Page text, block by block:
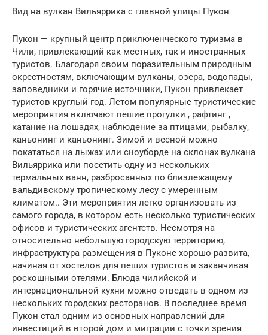
Вид на вулкан Вильяррика с главной улицы Пукон
Пукон — крупный центр приключенческого туризма в
Чили, привлекающий как местных, так и иностранных
туристов. Благодаря своим поразительным природным
окрестностям, включающим вулканы, озера, водопады,
заповедники и горячие источники, Пукон привлекает
туристов круглый год. Летом популярные туристические
мероприятия включают пешие прогулки , рафтинг,
катание на лошадях, наблюдение за птицами, рыбалку,
каньонинг и каньонинг. Зимой и весной можно
покататься на лыжах или сноуборде на склонах вулкана
Вильяррика или посетить одну из нескольких
термальных ванн, разбросанных по близлежащему
вальдивскому тропическому лесу с умеренным
климатом.. Эти мероприятия легко организовать из
самого города, в котором есть несколько туристических
офисов и туристических агентств. Несмотря на
относительно небольшую городскую территорию,
инфраструктура размещения в Пуконе хорошо развита,
начиная от хостелов для пеших туристов и заканчивая
роскошными отелями. Блюда чилийской и
интернациональной кухни можно отведать в одном из
нескольких городских ресторанов. В последнее время
Пукон стал одним из основных направлений для
инвестиций в второй дом и миграции с точки зрения